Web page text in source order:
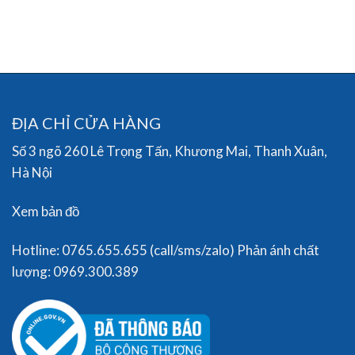
ĐỊA CHỈ CỬA HÀNG
Số 3 ngõ 260 Lê Trọng Tấn, Khương Mai, Thanh Xuân,
Hà Nội
Xem bản đồ
Hotline: 0765.655.655 (call/sms/zalo) Phản ánh chất
lượng: 0969.300.389